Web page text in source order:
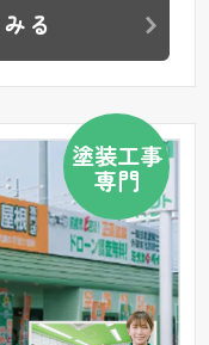
る
塗装工事
専門